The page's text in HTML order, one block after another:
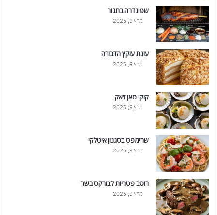
שפונדרה בתנור
מרץ 9, 2025
עוגת עוקץ הדבורה
מרץ 9, 2025
קוקי סאן ז'אק
מרץ 9, 2025
שרימפס בסגנון איטלקי
מרץ 9, 2025
רוטב פטריות לבורקס בשר
מרץ 9, 2025